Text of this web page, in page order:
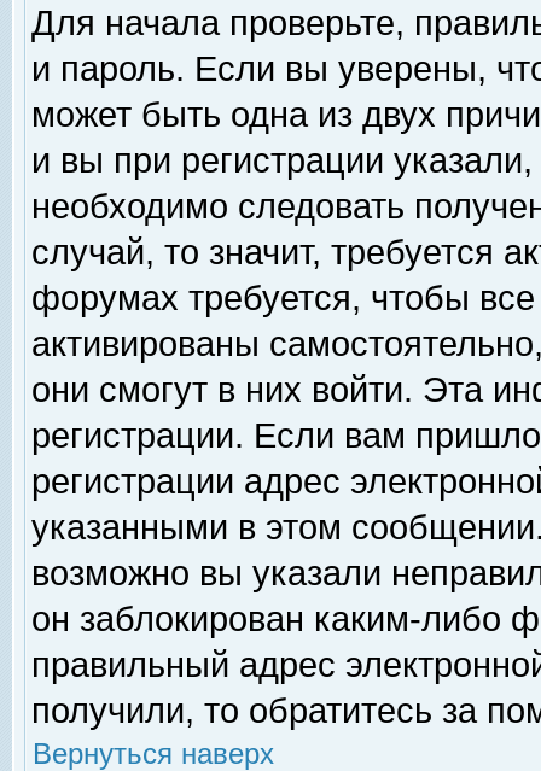
Для начала проверьте,
и пароль. Если вы уверены,
может быть одна из двух
и вы при регистрации
необходимо следовать
случай, то значит, требуется
форумах требуется, чтобы
активированы
они смогут в них войти. Эта
регистрации. Если вам
регистрации адрес
указанными в этом
возможно вы указали
он заблокирован каким-либо
правильный адрес
получили, то обратитесь за
Вернуться наверх